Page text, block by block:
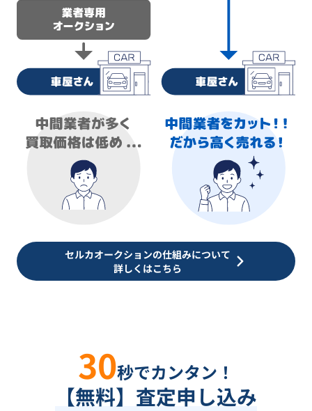
セルカオークションの仕組みについて
詳しくはこちら
30秒でカンタン！
【無料】査定申し込み